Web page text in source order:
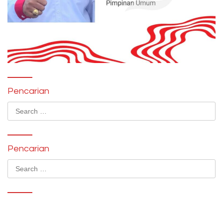
Pencarian
Search
for:
Pencarian
Search
for: